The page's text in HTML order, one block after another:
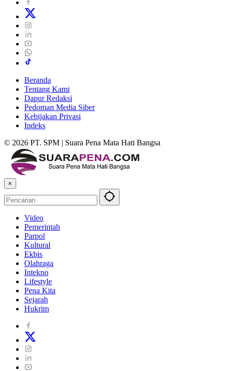
Beranda
Tentang Kami
Dapur Redaksi
Pedoman Media Siber
Kebijakan Privasi
Indeks
© 2026 PT. SPM | Suara Pena Mata Hati Bangsa
×
Video
Pemerintah
Parpol
Kultural
Ekbis
Olahraga
Intekno
Lifestyle
Pena Kita
Sejarah
Hukrim